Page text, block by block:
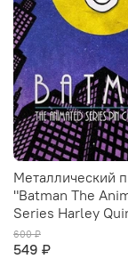
Металлический
"Batman The
Series Harley
600 ₽
549 ₽